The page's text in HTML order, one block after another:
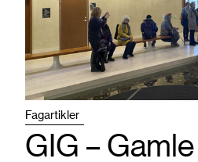
Fagartikler
GIG – Gamle